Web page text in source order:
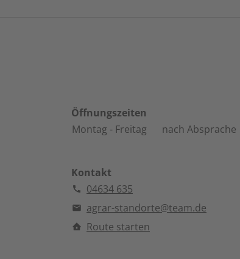
Öffnungszeiten
Montag - Freitag nach Absprache
Kontakt
04634 635
agrar-standorte@team.de
Route starten